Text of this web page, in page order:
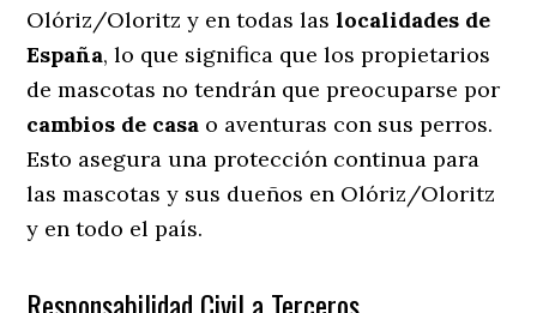
Olóriz/Oloritz y en todas laslocalidades de
España, lo que significa que los propietarios
de mascotas no tendrán que preocuparse por
cambios de casa o aventuras con sus perros.
Esto asegura una protección continua para
las mascotas y sus dueños en Olóriz/Oloritz
y en todo el país.
Responsabilidad Civil a Terceros